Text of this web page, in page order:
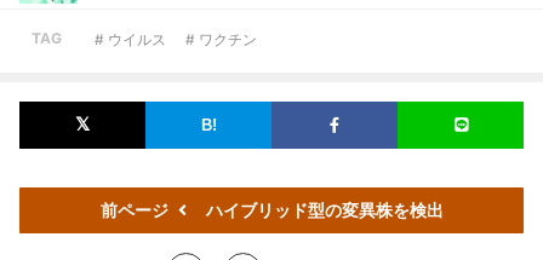
TAG # ウイルス # ワクチン
前ページ ハイブリッド型の変異株を検出